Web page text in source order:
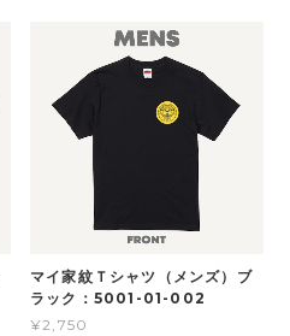
マイ家紋Ｔシャツ（メンズ）ブ
ラック：5001-01-002
¥2,750